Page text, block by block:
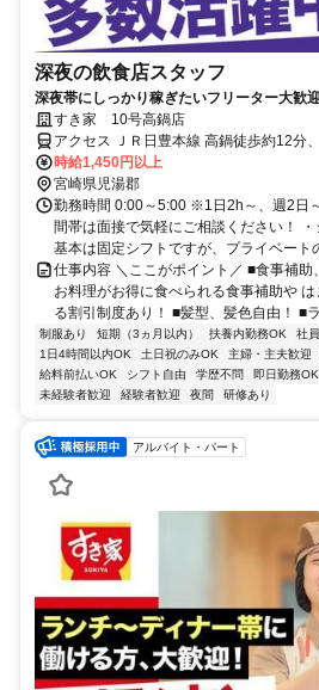
深夜の飲食店スタッフ
深夜帯にしっかり稼ぎたいフリーター大歓
て働ける◎
すき家 10号高鍋店
アクセス ＪＲ日豊本線 高鍋徒歩約12分
約74分、ＪＲ日豊本線 川南徒歩約120分
時給1,450円以上
宮崎県児湯郡
勤務時間 0:00～5:00 ※1日2h～、週2日
間帯は面接で気軽にご相談ください！ ・
基本は固定シフトですが、プライベート
仕事内容 ＼ここがポイント／ ■食事補
お料理がお得に食べられる食事補助や
る割引制度あり！ ■髪型、髪色自由！ ■
制服あり 短期（3ヵ月以内） 扶養内勤務OK 社
1日4時間以内OK
土日祝のみOK 主婦・主夫歓迎
給料前払いOK
シフト自由 学歴不問 即日勤務OK
未経験者歓迎
経験者歓迎 夜間 研修あり
アルバイト・パート